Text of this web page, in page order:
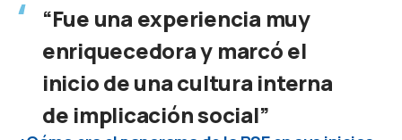
“Fue una experiencia muy
enriquecedora y marcó el
inicio de una cultura interna
de implicaciónsocial”